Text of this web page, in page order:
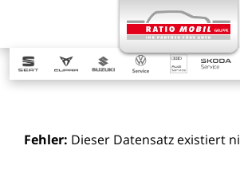
Fehler: Dieser Datensatz existiert